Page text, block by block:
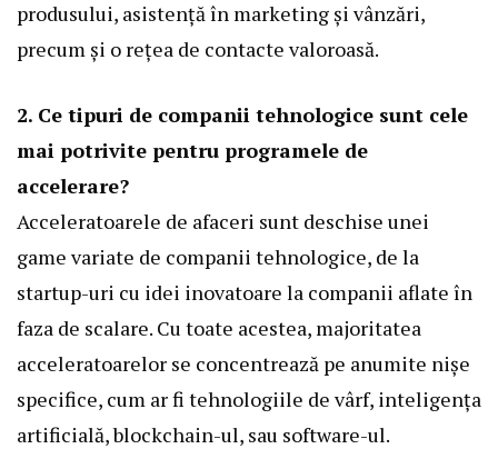
produsului, asistență în marketing și vânzări,
precum și o rețea de contacte valoroasă.
2. Ce tipuri de companii tehnologice sunt cele
mai potrivite pentru programele de
accelerare?
Acceleratoarele de afaceri sunt deschise unei
game variate de companii tehnologice, de la
startup-uri cu idei inovatoare la companii aflate în
faza de scalare. Cu toate acestea, majoritatea
acceleratoarelor se concentrează pe anumite nișe
specifice, cum ar fi tehnologiile de vârf, inteligența
artificială, blockchain-ul, sau software-ul.